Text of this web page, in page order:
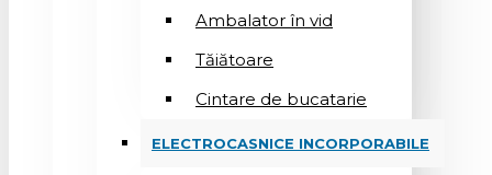
Ambalator în vid
Tăiătoare
Cintare de bucatarie
ELECTROCASNICE INCORPORABILE